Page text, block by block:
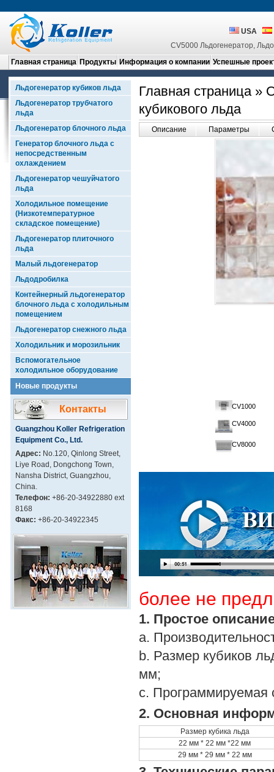
USA
CV5000 Льдогенератор,
Главная страница Продукты Информация о компании Успешные
Льдогенератор кубиков льда
Льдогенератор трубчатого
льда
Льдогенератор блочного льда
Генератор блочного льда с
непосредственным
охлаждением
Льдогенератор чешуйчатого
льда
Холодильное помещение
(Низкотемпературное
складское помещение)
Льдогенератор плиточного
льда
Малый льдогенератор
Льдодробилка
Контейнерный льдогенератор
блочного льда с холодильным
помещением
Льдогенератор снежного льда
Холодильник и морозильник
Вспомогательное
холодильное оборудование
Новые продукты
Контакты
Guangzhou Koller Refrigeration
Equipment Co., Ltd.
Адрес: No.120, Qinlong Street,
Liye Road, Dongchong Town,
Nansha District, Guangzhou,
China.
Телефон: +86-20-34922880 ext
8168
Факс: +86-20-34922345
Главная страница»
кубикового льда
Описание Параметры
CV1000
CV4000
CV8000
более не
1. Простое
a.
b. Размер кубиков
мм;
c. Программируемая
2. Основная
Размер кубика льда
22 мм * 22 мм *22 мм
29 мм * 29 мм * 22 мм